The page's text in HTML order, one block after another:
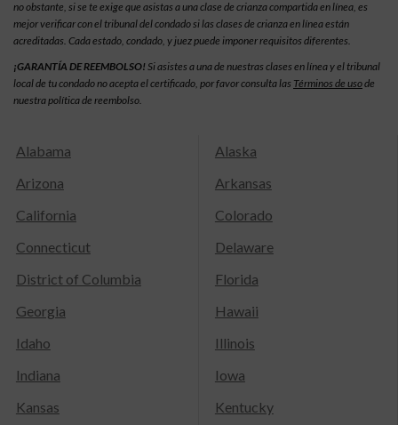
no obstante, si se te exige que asistas a una clase de crianza compartida en línea, es
mejor verificar con el tribunal del condado si las clases de crianza en línea están
acreditadas. Cada estado, condado, y juez puede imponer requisitos diferentes.
¡GARANTÍA DE REEMBOLSO! Si asistes a una de nuestras clases en línea y el tribunal
local de tu condado no acepta el certificado, por favor consulta las Términos de usode
nuestra política de reembolso.
Alabama
Alaska
Arizona
Arkansas
California
Colorado
Connecticut
Delaware
District of Columbia
Florida
Georgia
Hawaii
Idaho
Illinois
Indiana
Iowa
Kansas
Kentucky